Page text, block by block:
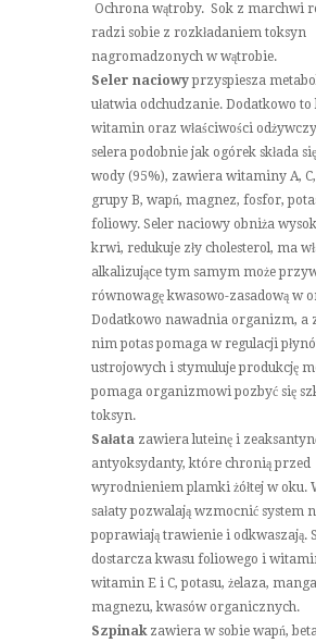
Ochrona wątroby. Sok z marchwi
radzi sobie z rozkładaniem toksyn
nagromadzonych w wątrobie.
Seler naciowyprzyspiesza
ułatwia odchudzanie. Dodatkowo to
witamin oraz właściwości
selera podobnie jak ogórek składa
wody (95%), zawiera witaminy A,
grupy B, wapń, magnez, fosfor,
foliowy. Seler naciowy obniża
krwi, redukuje zły cholesterol, ma
alkalizujące tym samym może
równowagę kwasowo-zasadową w
Dodatkowo nawadnia organizm, a
nim potas pomaga w regulacji
ustrojowych i stymuluje produkcję
pomaga organizmowi pozbyć się
toksyn.
Sałata zawiera luteinę i
antyoksydanty, które chronią przed
wyrodnieniem plamki żółtej w oku.
sałaty pozwalają wzmocnić system
poprawiają trawienie i odkwaszają.
dostarcza kwasu foliowego i
witamin E i C, potasu, żelaza,
magnezu, kwasów organicznych.
Szpinakzawiera w sobie wapń,